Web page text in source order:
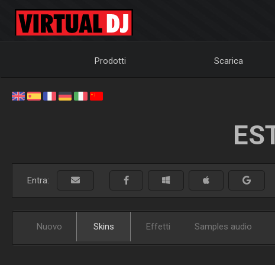
Prodotti Scarica
Entra:
Nuovo Skins Effetti Samples audio